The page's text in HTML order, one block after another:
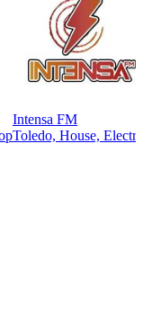
Intensa FM
Toledo, House, Electro